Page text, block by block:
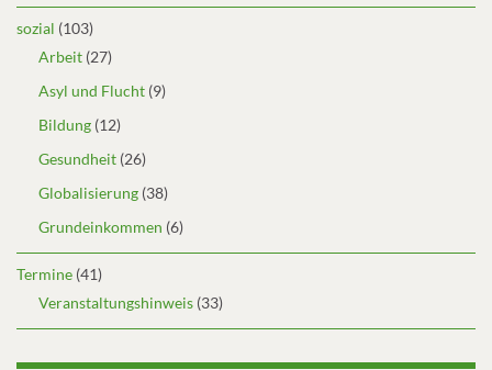
sozial (103)
Arbeit (27)
Asyl und Flucht (9)
Bildung (12)
Gesundheit (26)
Globalisierung (38)
Grundeinkommen (6)
Termine (41)
Veranstaltungshinweis (33)